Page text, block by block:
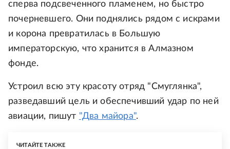
сперва подсвеченного пламенем, но быстро
почерневшего. Они поднялись рядом с искрами
и корона превратилась в Большую
императорскую, что хранится в Алмазном
фонде.
Устроил всю эту красоту отряд "Смуглянка",
разведавший цель и обеспечивший удар по ней
авиации, пишут "Два майора".
ЧИТАЙТЕ ТАКЖЕ